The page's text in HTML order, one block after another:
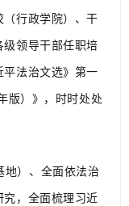
行政学院）、干
领导干部任职培
法治文选》第一
版）》，时时处处
）、全面依法治
，全面梳理习近